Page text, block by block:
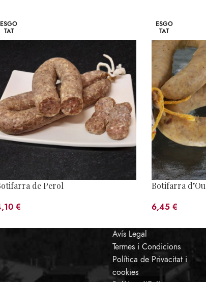
ESGO
TAT
de Perol
€
ESGO
TAT
Botifarra d’Ou
6,45 €
Avís Legal
Termes i Condicions
Política de Privacitat i
cookies